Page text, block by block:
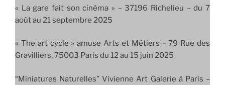
« La gare fait son cinéma » – 37196 Richelieu – du 7
août au 21 septembre 2025
« The art cycle » amuse Arts et Métiers – 79 Rue des
Gravilliers, 75003 Paris du 12 au 15 juin 2025
“Miniatures Naturelles” Vivienne Art Galerie à Paris –